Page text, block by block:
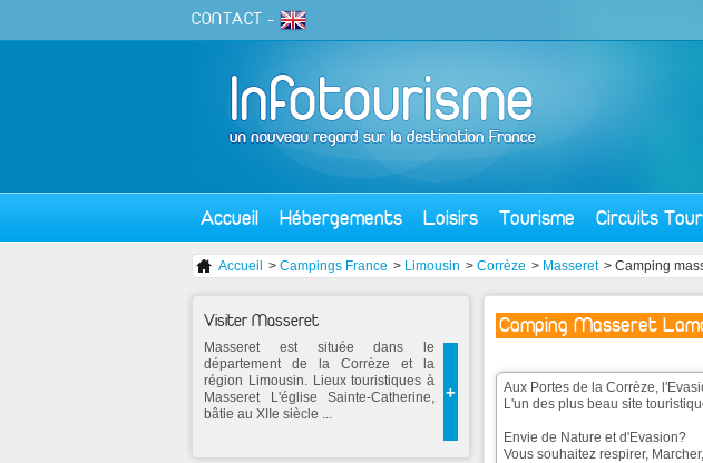
CONTACT -
Accueil Hébergements Loisirs Tourisme Circuits
Accueil > Campings France > Limousin > Corrèze > Masseret > Camping
Camping Masseret
Aux Portes de la Corrèze,
L'un des plus beau site
Envie de Nature et d'Evasion?
Vous souhaitez respirer,
Visiter Masseret
+
Masseret est située dans le
département de la Corrèze et la
région Limousin. Lieux touristiques à
Masseret L'église Sainte-Catherine,
bâtie au XIIe siècle ...